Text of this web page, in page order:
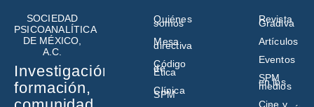
SOCIEDAD
PSICOANALÍTICA
DE MÉXICO,
A.C.
Investigación,
formación,
Quiénes
somos
Mesa
directiva
Código
de
Ética
Clínica
SPM
Revista
Gradiva
Artículos
Eventos
SPM
en los
medios
Cine y